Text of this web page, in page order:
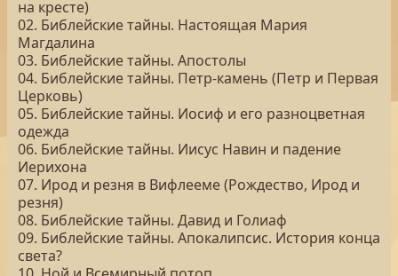
на кресте)
02. Библейские тайны. Настоящая Мария
Магдалина
03. Библейские тайны. Апостолы
04. Библейские тайны. Петр-камень (Петр и Первая
Церковь)
05. Библейские тайны. Иосиф и его разноцветная
одежда
06. Библейские тайны. Иисус Навин и падение
Иерихона
07. Ирод и резня в Вифлееме (Рождество, Ирод и
резня)
08. Библейские тайны. Давид и Голиаф
09. Библейские тайны. Апокалипсис. История конца
света?